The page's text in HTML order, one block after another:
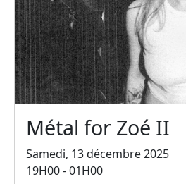
Métal for Zoé II
Samedi, 13 décembre 2025
19H00 - 01H00